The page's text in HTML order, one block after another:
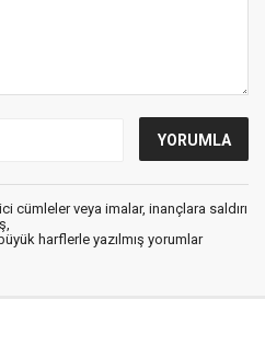
cümleler veya imalar, inançlara saldırı
harflerle yazılmış yorumlar